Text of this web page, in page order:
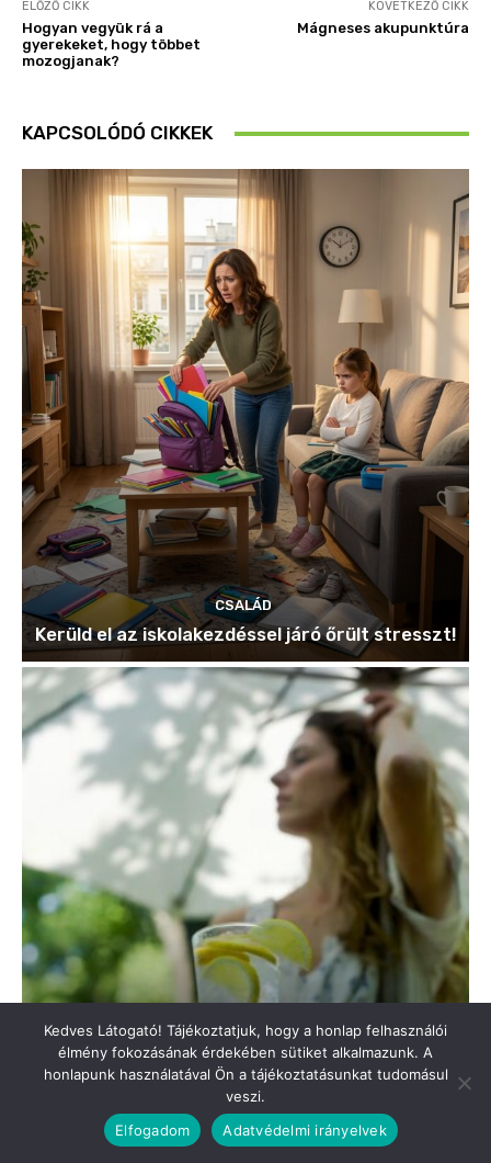
Kedves Látogató! Tájékoztatjuk, hogy a honlap felhasználói
élmény fokozásának érdekében sütiket alkalmazunk. A
honlapunk használatával Ön a tájékoztatásunkat tudomásul
veszi.
Elfogadom
Adatvédelmi irányelvek